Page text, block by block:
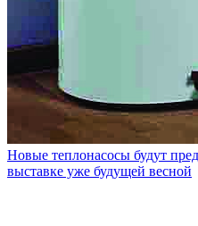
Новые теплонасосы будут
выставке уже будущей весной